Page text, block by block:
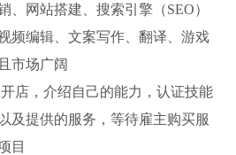
、网站搭建、搜索引擎（SEO）
频编辑、文案写作、翻译、游戏
市场广阔
店，介绍自己的能力，认证技能
及提供的服务，等待雇主购买服
目